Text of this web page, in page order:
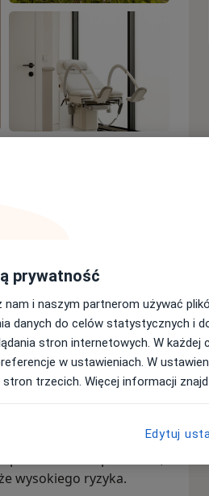
Opinie
podczas ciąży.
leczeniu niepłodności,
wysokiego ryzyka.
prywatność
i naszym partnerom używać
danych do celów statystycznych i
stron internetowych. W każdej
w ustawieniach. W
trzecich. Więcej informacji
Edytuj